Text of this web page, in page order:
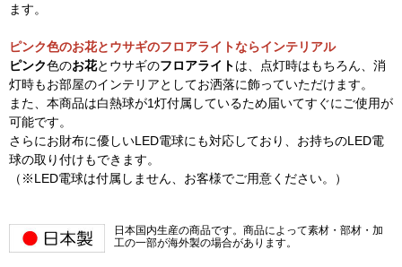
ます。
ピンク色のお花とウサギのフロアライトならインテリアル
ピンク色のお花とウサギのフロアライトは、点灯時はもちろん、消
灯時もお部屋のインテリアとしてお洒落に飾っていただけます。
また、本商品は白熱球が1灯付属しているため届いてすぐにご使用が
可能です。
さらにお財布に優しいLED電球にも対応しており、お持ちのLED電
球の取り付けもできます。
（※LED電球は付属しません、お客様でご用意ください。）
日本国内生産の商品です。商品によって素材・部材・加
工の一部が海外製の場合があります。